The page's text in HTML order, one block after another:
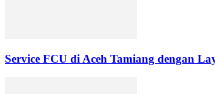
Service FCU di Aceh Tamiang dengan